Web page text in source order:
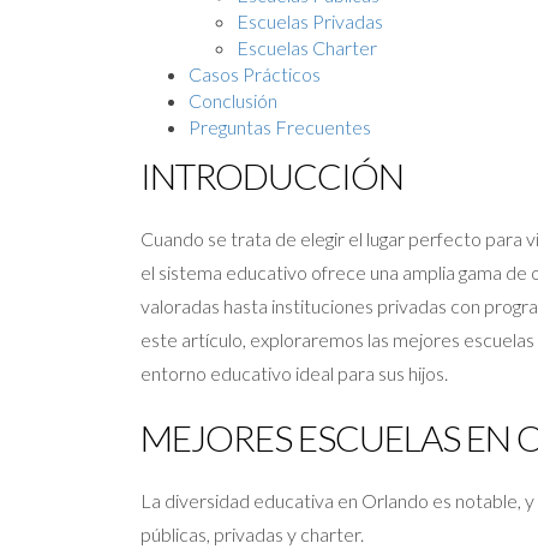
Escuelas Privadas
Escuelas Charter
Casos Prácticos
Conclusión
Preguntas Frecuentes
INTRODUCCIÓN
Cuando se trata de elegir el lugar perfecto para
el sistema educativo ofrece una amplia gama
valoradas hasta instituciones privadas con
este artículo, exploraremos las mejores
entorno educativo ideal para sus hijos.
MEJORES ESCUELAS EN
La diversidad educativa en Orlando es notable,
públicas, privadas y charter.